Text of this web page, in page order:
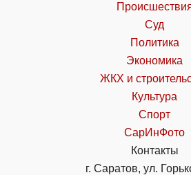
Суд
Политика
Экономика
ЖКХ и
Культура
Спорт
СарИнФото
Контакты
г. Саратов, ул.